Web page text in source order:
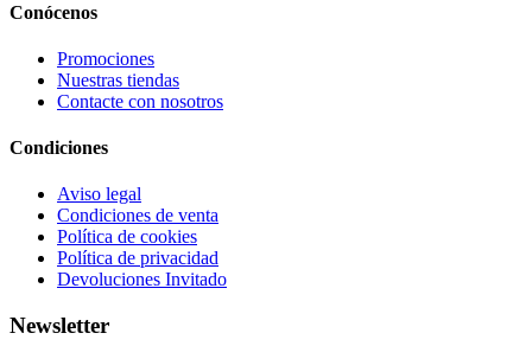
Conócenos
Promociones
Nuestras tiendas
Contacte con nosotros
Condiciones
Aviso legal
Condiciones de venta
Política de cookies
Política de privacidad
Devoluciones Invitado
Newsletter